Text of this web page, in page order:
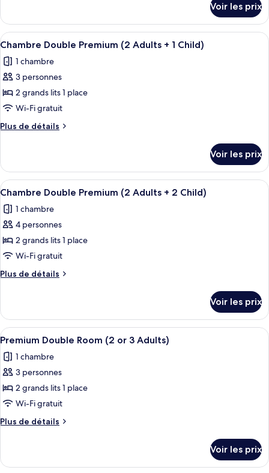
Chambre
Double
Supérieure
(2
Adults
+
2
Child)
le
type
de
Chambre
Double
(2
Adults
2
Voir les prix
Afficher
toutes
les
photos
pour
ce
type
de
Chambre
Double
Premium
(2
Adults
+
1
Child)
Une chambre d’hôtel avec deux lits,
12
Chambre Double Premium (2 Adults + 1 Child)
1 chambre
3 personnes
2 grands lits 1 place
Wi-Fi gratuit
Plus de détails
Plus
le
type
de
Chambre
Double
(2
Adults
1
Voir les prix
Afficher
toutes
les
photos
pour
ce
type
de
Chambre
Double
Premium
(2
Adults
+
2
Child)
Une chambre d’hôtel avec deux lits,
12
Chambre Double Premium (2 Adults + 2 Child)
1 chambre
4 personnes
2 grands lits 1 place
Wi-Fi gratuit
Plus de détails
Plus
le
type
de
Chambre
Double
(2
Adults
2
Voir les prix
Afficher
toutes
les
photos
pour
ce
type
de
Premium
Une chambre d’hôtel avec deux lits,
12
Premium Double Room (2 or 3 Adults)
1 chambre
3 personnes
2 grands lits 1 place
Wi-Fi gratuit
Plus de détails
Plus
le
Voir les prix